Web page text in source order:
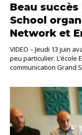
Beau
School
Network et
VIDEO – Jeudi 13 juin
peu particulier. L’école
communication Grand